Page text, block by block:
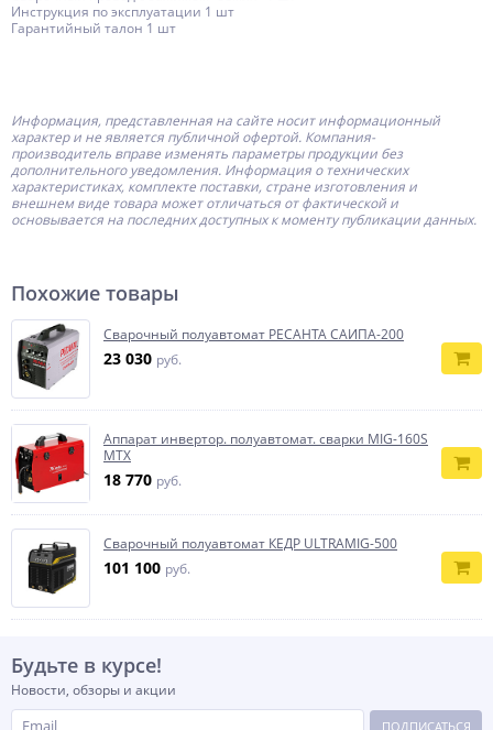
Инструкция по эксплуатации 1 шт
Гарантийный талон 1 шт
Информация, представленная на сайте носит информационный
характер и не является публичной офертой. Компания-
производитель вправе изменять параметры продукции без
дополнительного уведомления. Информация о технических
характеристиках, комплекте поставки, стране изготовления и
внешнем виде товара может отличаться от фактической и
основывается на последних доступных к моменту публикации данных.
Похожие товары
Сварочный полуавтомат РЕСАНТА САИПА-200
23 030 руб.
Аппарат инвертор. полуавтомат. cварки MIG-160S
MTX
18 770 руб.
Сварочный полуавтомат КЕДР ULTRAMIG-500
101 100 руб.
Будьте в курсе!
Новости, обзоры и акции
ПОДПИСАТЬСЯ